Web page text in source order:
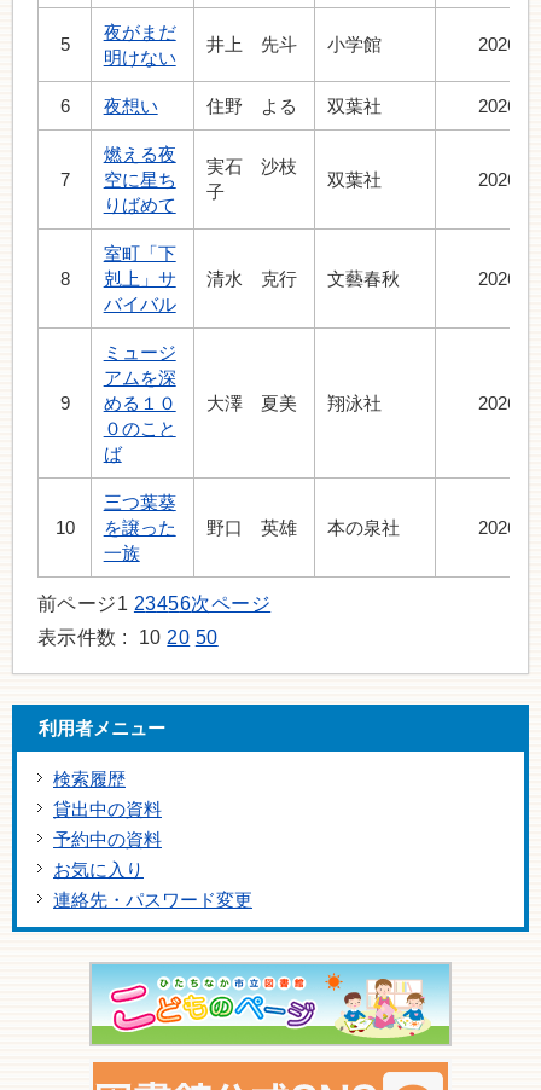
5
夜がまだ
明けない
井上 先斗 小学館 2026.8
6 夜想い 住野 よる 双葉社 2026.7
7
燃える夜
空に星ち
りばめて
実石 沙枝
子
双葉社 2026.7
8
室町「下
剋上」サ
バイバル
清水 克行 文藝春秋 2026.7
9
ミュージ
アムを深
める１０
０のこと
ば
大澤 夏美 翔泳社 2026.7
10
三つ葉葵
を譲った
一族
野口 英雄 本の泉社 2026.6
前ページ1 23456次ページ
表示件数 : 10 20 50
利用者メニュー
検索履歴
貸出中の資料
予約中の資料
お気に入り
連絡先・パスワード変更